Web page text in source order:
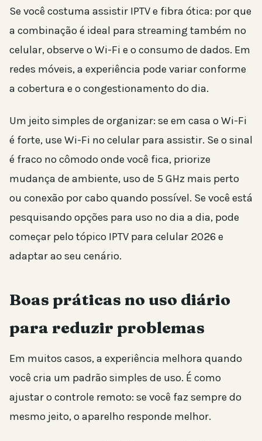
Se você costuma assistir IPTV e fibra ótica: por que
a combinação é ideal para streaming também no
celular, observe o Wi-Fi e o consumo de dados. Em
redes móveis, a experiência pode variar conforme
a cobertura e o congestionamento do dia.
Um jeito simples de organizar: se em casa o Wi-Fi
é forte, use Wi-Fi no celular para assistir. Se o sinal
é fraco no cômodo onde você fica, priorize
mudança de ambiente, uso de 5 GHz mais perto
ou conexão por cabo quando possível. Se você está
pesquisando opções para uso no dia a dia, pode
começar pelo tópico IPTV para celular 2026 e
adaptar ao seu cenário.
Boas práticas no uso diário
para reduzir problemas
Em muitos casos, a experiência melhora quando
você cria um padrão simples de uso. É como
ajustar o controle remoto: se você faz sempre do
mesmo jeito, o aparelho responde melhor.